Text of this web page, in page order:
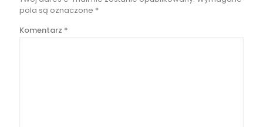
pola są oznaczone *
Komentarz *